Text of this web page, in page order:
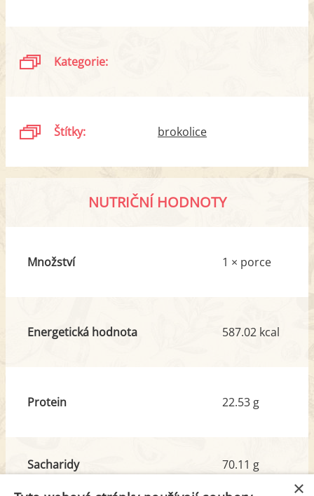
Kategorie:
Štítky: brokolice
NUTRIČNÍ HODNOTY
Množství 1 × porce
Energetická hodnota 587.02 kcal
Protein 22.53 g
Sacharidy
70.11 g
×